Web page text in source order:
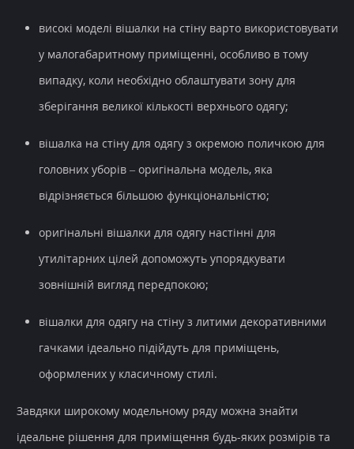
високі моделі вішалки на стіну варто використовувати
у малогабаритному приміщенні, особливо в тому
випадку, коли необхідно облаштувати зону для
зберігання великої кількості верхнього одягу;
вішалка на стіну для одягу з окремою поличкою для
головних уборів – оригінальна модель, яка
відрізняється більшою функціональністю;
оригінальні вішалки для одягу настінні для
утилітарних цілей допоможуть упорядкувати
зовнішній вигляд передпокою;
вішалки для одягу на стіну з литими декоративними
гачками ідеально підійдуть для приміщень,
оформлених у класичному стилі.
Завдяки широкому модельному ряду можна знайти
ідеальне рішення для приміщення будь-яких розмірів та